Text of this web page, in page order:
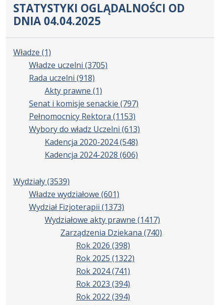
STATYSTYKI OGLĄDALNOŚCI OD
DNIA 04.04.2025
Władze (1)
Władze uczelni (3705)
Rada uczelni (918)
Akty prawne (1)
Senat i komisje senackie (797)
Pełnomocnicy Rektora (1153)
Wybory do władz Uczelni (613)
Kadencja 2020-2024(548)
Kadencja 2024-2028 (606)
Wydziały(3539)
Władze wydziałowe (601)
Wydział Fizjoterapii (1373)
Wydziałowe akty prawne (1417)
Zarządzenia Dziekana (740)
Rok 2026 (398)
Rok 2025 (1322)
Rok 2024(741)
Rok 2023 (394)
Rok 2022 (394)